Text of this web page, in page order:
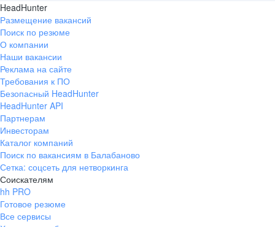
HeadHunter
Размещение вакансий
Поиск по резюме
О компании
Наши вакансии
Реклама на сайте
Требования к ПО
Безопасный HeadHunter
HeadHunter API
Партнерам
Инвесторам
Каталог компаний
Поиск по вакансиям в Балабаново
Сетка: соцсеть для нетворкинга
Соискателям
hh PRO
Готовое резюме
Все сервисы